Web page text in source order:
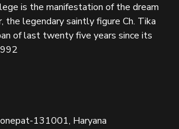
is the manifestation of the dream
the legendary saintly figure Ch. Tika
of last twenty five years since its
131001, Haryana